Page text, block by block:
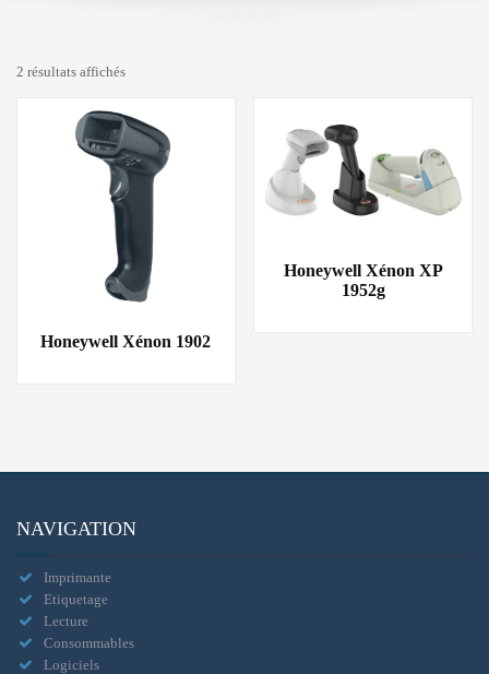
2 résultats affichés
Honeywell Xénon 1902
Honeywell Xénon XP
1952g
NAVIGATION
Imprimante
Etiquetage
Lecture
Consommables
Logiciels